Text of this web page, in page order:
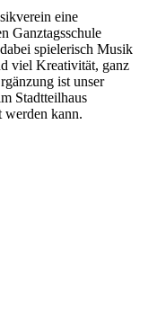
eine
Ganztagsschule
spielerisch Musik
viel Kreativität, ganz
ist unser
Stadtteilhaus
werden kann.